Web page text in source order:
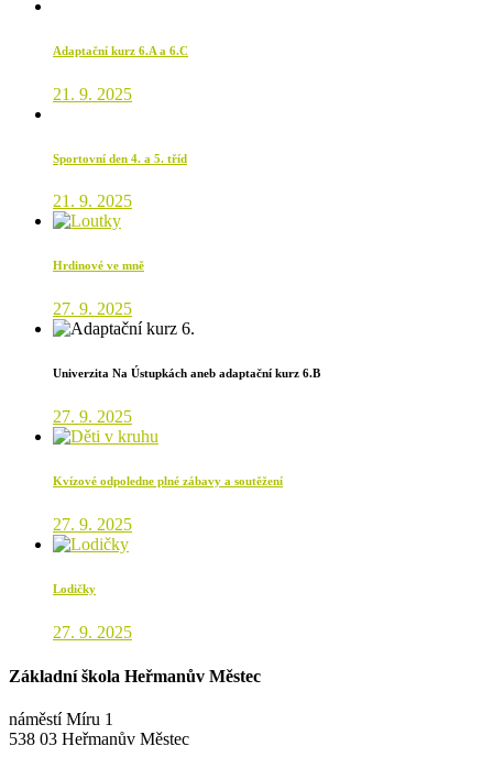
Adaptační kurz 6.A a 6.C
21. 9. 2025
Sportovní den 4. a 5. tříd
21. 9. 2025
Hrdinové ve mně
27. 9. 2025
Univerzita Na Ústupkách aneb adaptační kurz 6.B
27. 9. 2025
Kvízové odpoledne plné zábavy a soutěžení
27. 9. 2025
Lodičky
27. 9. 2025
Základní škola Heřmanův Městec
náměstí Míru 1
538 03 Heřmanův Městec